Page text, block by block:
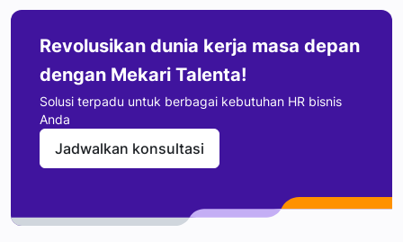
Revolusikan dunia kerja masa depan
dengan Mekari Talenta!
Solusi terpadu untuk berbagai kebutuhan HR bisnis
Anda
Jadwalkan konsultasi